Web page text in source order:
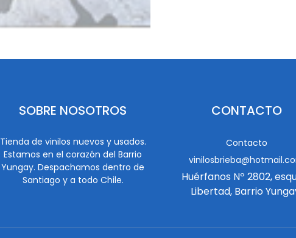
SOBRE NOSOTROS
Tienda de vinilos nuevos y usados.
Estamos en el corazón del Barrio
Yungay. Despachamos dentro de
Santiago y a todo Chile.
CONTACTO
Contacto
Huérfanos Nº 2802,
Libertad, Barrio